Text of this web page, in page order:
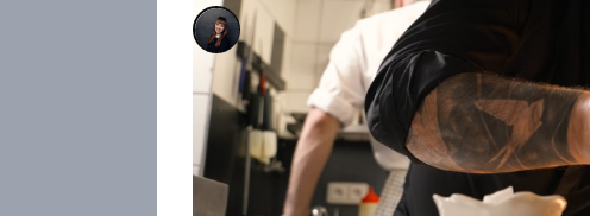
Pavlína Švarcová
25. úno 2026, 13:07
První dva roky jsem se
Radek Kašpárek, jehož
diningu. Dnes už Michelin bere
pro projekt Tour de Michelin také